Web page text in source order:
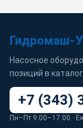
Гидромаш-
Насосное
позиций в
+7 (343)
Пн–Пт 9:00–17:00 ·